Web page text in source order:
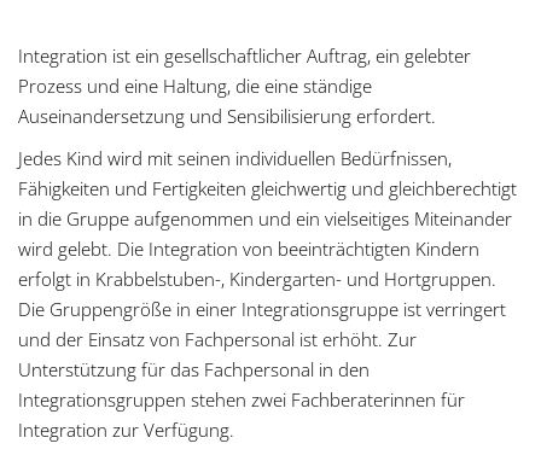
i
o
Integration ist ein gesellschaftlicher Auftrag, ein gelebter
Prozess und eine Haltung, die eine ständige
Auseinandersetzung und Sensibilisierung erfordert.
Jedes Kind wird mit seinen individuellen Bedürfnissen,
Fähigkeiten und Fertigkeiten gleichwertig und gleichberechtigt
in die Gruppe aufgenommen und ein vielseitiges Miteinander
wird gelebt. Die Integration von beeinträchtigten Kindern
erfolgt in Krabbelstuben-, Kindergarten- und Hortgruppen.
Die Gruppengröße in einer Integrationsgruppe ist verringert
und der Einsatz von Fachpersonal ist erhöht. Zur
Unterstützung für das Fachpersonal in den
Integrationsgruppen stehen zwei Fachberaterinnen für
Integration zur Verfügung.